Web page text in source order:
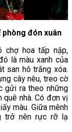
đón xuân
chợ hoa tấp nập,
là màu xanh của
san hô trắng xóa.
cây nêu, treo cờ
gửi ra theo những
quê nhà. Có đơn vị
màu. Giữa mênh
trở nên rực rỡ lạ